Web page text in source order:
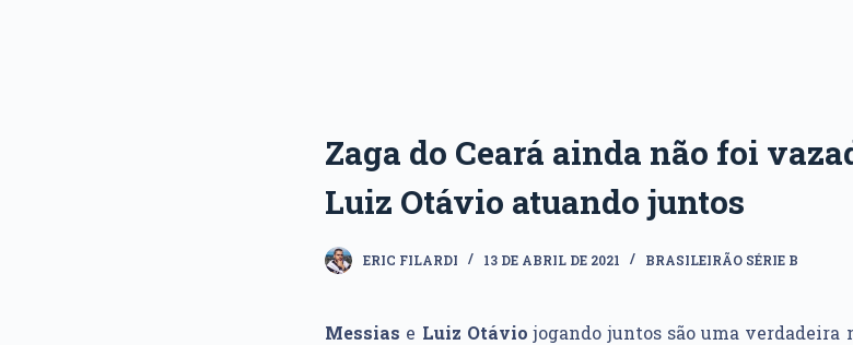
Zaga do Ceará ainda não foi
Luiz Otávio atuando juntos
ERIC FILARDI 13 DE ABRIL DE 2021 BRASILEIRÃO SÉRIE B
Messias e Luiz Otávio jogando juntos são uma verdadeira